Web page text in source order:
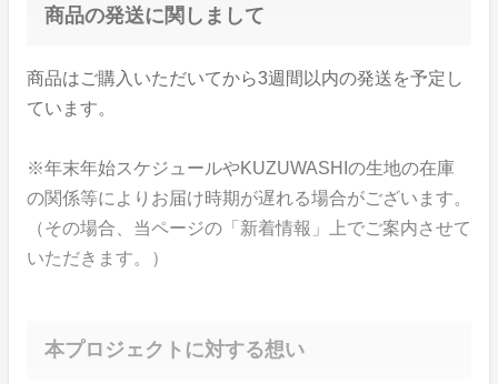
商品の発送に関しまして
商品はご購入いただいてから3週間以内の発送を予定し
ています。
※年末年始スケジュールやKUZUWASHIの生地の在庫
の関係等によりお届け時期が遅れる場合がございます。
（その場合、当ページの「新着情報」上でご案内させて
いただきます。）
本プロジェクトに対する想い